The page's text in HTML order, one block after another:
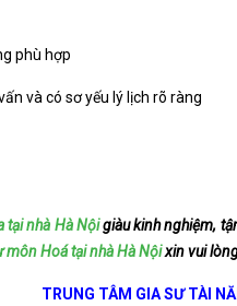
phù hợp
và có sơ yếu lý lịch rõ ràng
tại nhà Hà Nộigiàu kinh nghiệm,
môn Hoá tại nhà Hà Nộixin vui
TRUNG TÂM GIA SƯ TÀI